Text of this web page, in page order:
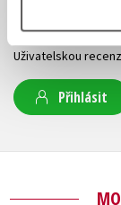
Vaše hodnocení
Uživatelskou
Přihlásit